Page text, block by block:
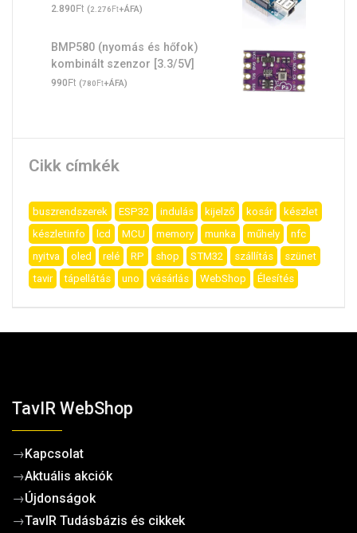
2.890Ft (2.276Ft+ÁFA)
BMP580 (nyomás és hőfok)
kombinált szenzor [3.3/5V]
990Ft (780Ft+ÁFA)
Cikk címkék
buszrendszerek ESP32 indulás kijelző kosár
készlet
készletinfo
lcd MCU memory munka műhely
nfc
nyitva
oled relé RP shop STM32 szállítás
szünet
tavir
tápellátás uno vásárlás WebShop Élesítés
TavIR WebShop
→Kapcsolat
→Aktuális akciók
→Újdonságok
→TavIR Tudásbázis és cikkek